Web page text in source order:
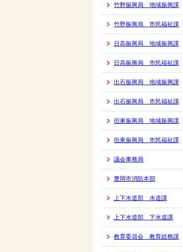
竹野振興局 地域振興課
竹野振興局 市民福祉課
日高振興局 地域振興課
日高振興局 市民福祉課
出石振興局 地域振興課
出石振興局 市民福祉課
但東振興局 地域振興課
但東振興局 市民福祉課
議会事務局
豊岡市消防本部
上下水道部 水道課
上下水道部 下水道課
教育委員会 教育総務課